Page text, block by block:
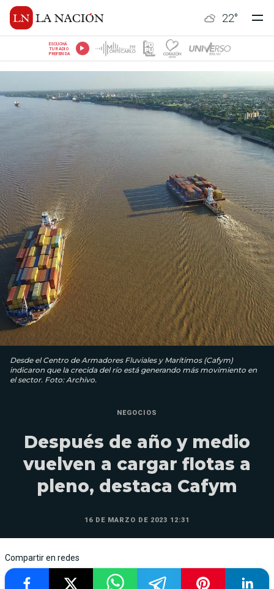
22°
ESCUCHÁ
TU RADIO
PREFERIDA
Desde el Centro de Armadores Fluviales y Marítimos (Cafym)
indicaron que la crecida del río está generando más movimiento en
el sector. Foto: Archivo.
NEGOCIOS
Después de año y medio
vuelven a cargar flotas a
pleno, destaca Cafym
16 DE MARZO DE 2023 12:31
Compartir en redes